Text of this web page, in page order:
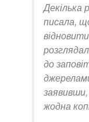
Декілька
писала,
до
жодна